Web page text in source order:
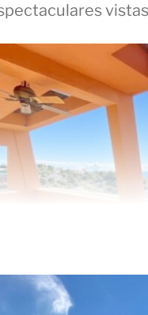
exclusiva de tan solo
máxima